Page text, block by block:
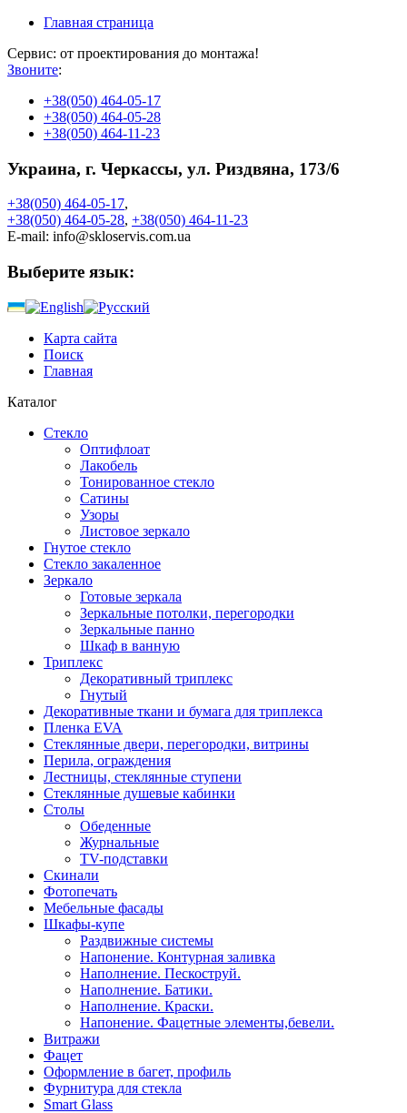
Главная страница
Сервис: от проектирования до монтажа!
Звоните:
+38(050) 464-05-17
+38(050) 464-05-28
+38(050) 464-11-23
Украина, г. Черкассы, ул. Риздвяна, 173/6
+38(050) 464-05-17,
+38(050) 464-05-28, +38(050) 464-11-23
E-mail: info@skloservis.com.ua
Выберите язык:
Карта сайта
Поиск
Главная
Каталог
Стекло
Оптифлоат
Лакобель
Тонированное стекло
Сатины
Узоры
Листовое зеркало
Гнутое стекло
Стекло закаленное
Зеркало
Готовые зеркала
Зеркальные потолки, перегородки
Зеркальные панно
Шкаф в ванную
Триплекс
Декоративный триплекс
Гнутый
Декоративные ткани и бумага для триплекса
Пленка EVA
Стеклянные двери, перегородки, витрины
Перила, ограждения
Лестницы, стеклянные ступени
Стеклянные душевые кабинки
Столы
Обеденные
Журнальные
ТV-подставки
Скинали
Фотопечать
Мебельные фасады
Шкафы-купе
Раздвижные системы
Напонение. Контурная заливка
Наполнение. Пескоструй.
Наполнение. Батики.
Наполнение. Краски.
Напонение. Фацетные элементы,бевели.
Витражи
Фацет
Оформление в багет, профиль
Фурнитура для стекла
Smart Glass